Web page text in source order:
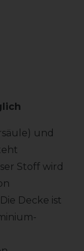
und
Stoff wird
Decke ist